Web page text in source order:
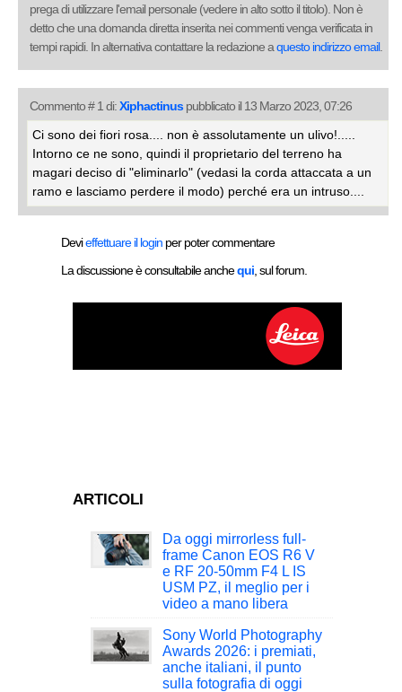
prega di utilizzare l'email personale (vedere in alto sotto il titolo). Non è
detto che una domanda diretta inserita nei commenti venga verificata in
tempi rapidi. In alternativa contattare la redazione aquesto indirizzo email.
Commento # 1 di:Xiphactinuspubblicato il 13 Marzo 2023, 07:26
Ci sono dei fiori rosa.... non è assolutamente un ulivo!.....
Intorno ce ne sono, quindi il proprietario del terreno ha
magari deciso di "eliminarlo" (vedasi la corda attaccata a un
ramo e lasciamo perdere il modo) perché era un intruso....
Devieffettuare il login per poter commentare
La discussione è consultabile anchequi , sul forum.
ARTICOLI
Da oggi mirrorless full-
frame Canon EOS R6 V
e RF 20-50mm F4 L IS
USM PZ, il meglio per i
video a mano libera
Sony World Photography
Awards 2026: i premiati,
anche italiani, il punto
sulla fotografia di oggi